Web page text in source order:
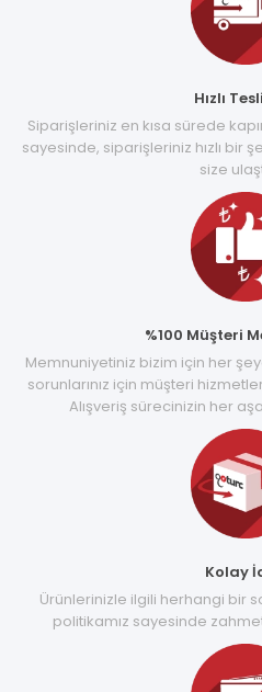
Hızlı
Siparişleriniz en kısa sürede
sayesinde, siparişleriniz hızlı bir
size
%100 Müşteri
Memnuniyetiniz bizim için her
sorunlarınız için müşteri
Alışveriş sürecinizin her
Kolay
Ürünlerinizle ilgili herhangi bir
politikamız sayesinde